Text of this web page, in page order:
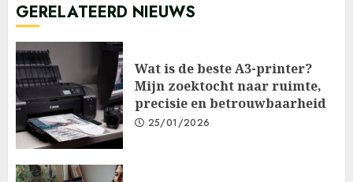
GERELATEERD NIEUWS
Wat is de beste A3-printer?
Mijn zoektocht naar ruimte,
precisie en betrouwbaarheid
25/01/2026